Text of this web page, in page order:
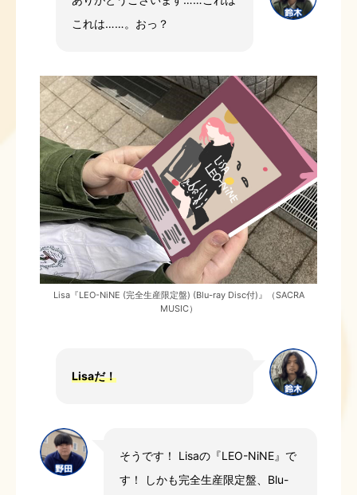
これは……。おっ？
Lisa『LEO-NiNE (完全生産限定盤) (Blu-ray Disc付)』（SACRA
MUSIC）
Lisaだ！
そうです！ Lisaの『LEO-NiNE』で
す！ しかも完全生産限定盤、Blu-